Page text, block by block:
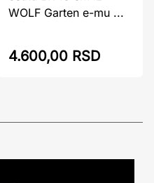
WOLF Garten e-mu ...
4.600,00 RSD